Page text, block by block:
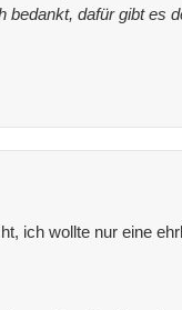
bedankt, dafür gibt es
ich wollte nur eine